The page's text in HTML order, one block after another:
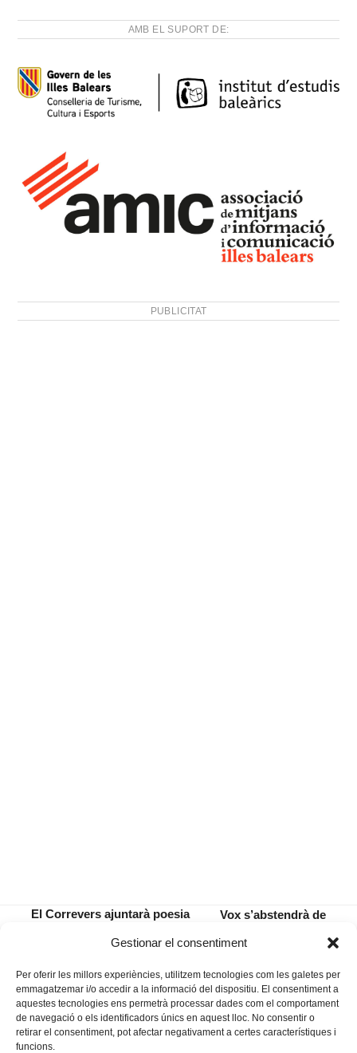
Gestionar el consentiment
Per oferir les millors experiències, utilitzem tecnologies com les galetes per
emmagatzemar i/o accedir a la informació del dispositiu. El consentiment a
aquestes tecnologies ens permetrà processar dades com el comportament
de navegació o els identificadors únics en aquest lloc. No consentir o
retirar el consentiment, pot afectar negativament a certes característiques i
funcions.
AMB EL SUPORT DE:
PUBLICITAT
El Correvers ajuntarà poesia
pels forns de Manacor
next
Vox s’abstendrà de
conjunta per al 8M